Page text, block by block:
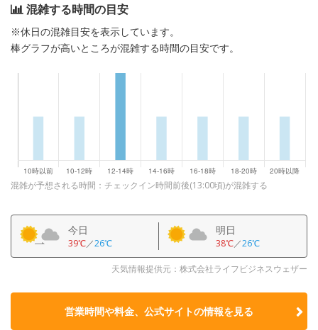
混雑する時間の目安
※休日の混雑目安を表示しています。
棒グラフが高いところが混雑する時間の目安です。
混雑が予想される時間：チェックイン時間前後(13:00頃)が混雑する
今日
39℃／26℃
明日
38℃／26℃
天気情報提供元：株式会社ライフビジネスウェザー
営業時間や料金、公式サイトの情報を見る